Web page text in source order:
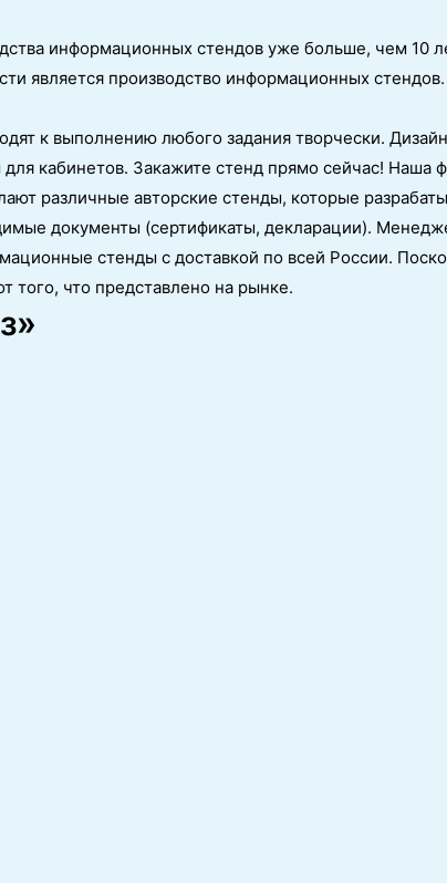
информационных стендов уже больше, чем
является производство информационных
к выполнению любого задания творчески.
для кабинетов. Закажите стенд прямо сейчас!
различные авторские стенды, которые
документы (сертификаты, декларации).
стенды с доставкой по всей России.
того, что представлено на рынке.